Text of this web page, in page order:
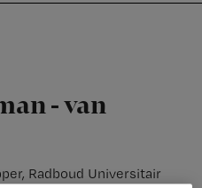
- van
Radboud Universitair